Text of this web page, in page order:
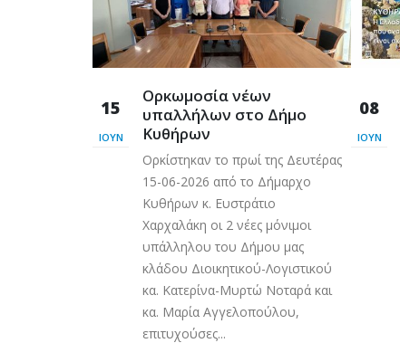
15
ΙΟΎΝ
Ορκωμοσία νέων
υπαλλήλων στο Δήμο
Κυθήρων
Ορκίστηκαν το πρωί της Δευτέρας
15-06-2026 από το Δήμαρχο
Κυθήρων κ. Ευστράτιο
Χαρχαλάκη οι 2 νέες μόνιμοι
υπάλληλου του Δήμου μας
κλάδου Διοικητικού-Λογιστικού
κα. Κατερίνα-Μυρτώ Νοταρά και
κα. Μαρία Αγγελοπούλου,
επιτυχούσες...
08
ΙΟΎΝ